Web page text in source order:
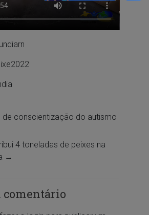
de conscientização do autismo
4 toneladas de peixes na
→
comentário